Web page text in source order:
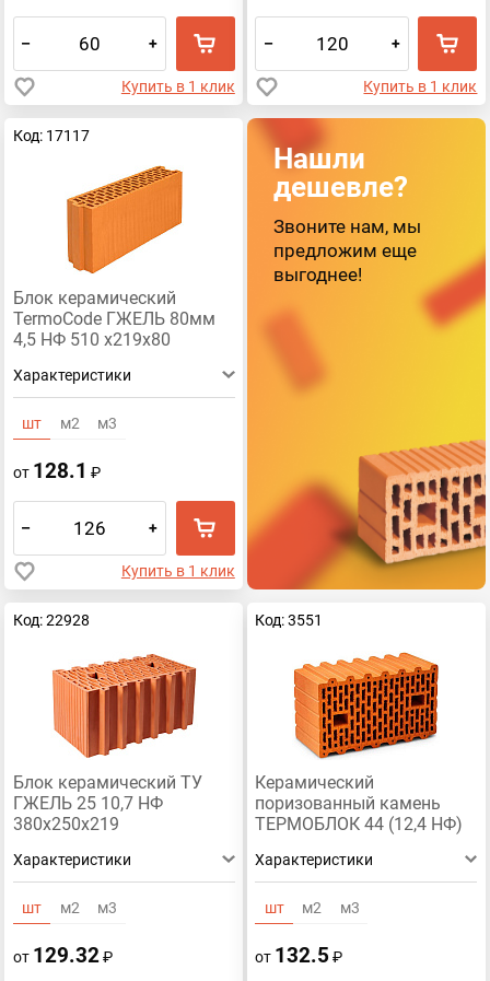
– +
Купить в 1 клик
– +
Купить в 1 клик
Код: 17117
Блок керамический
TermoCode ГЖЕЛЬ 80мм
4,5 НФ 510 х219х80
Характеристики
шт м2 м3
от 128.1 ₽
– +
Купить в 1 клик
Нашли
дешевле?
Звоните нам, мы
предложим еще
выгоднее!
Код: 22928
Блок керамический ТУ
ГЖЕЛЬ 25 10,7 НФ
380х250х219
Характеристики
шт м2 м3
от 129.32₽
Код: 3551
Керамический
поризованный камень
ТЕРМОБЛОК 44 (12,4 НФ)
Характеристики
шт м2 м3
от 132.5 ₽